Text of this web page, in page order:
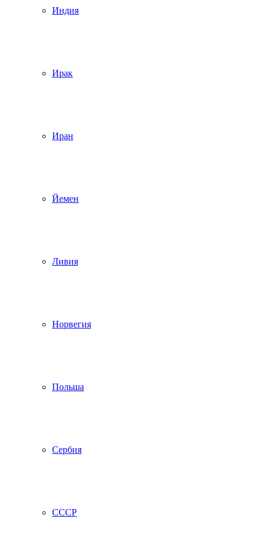
Индия
Ирак
Иран
Йемен
Ливия
Норвегия
Польша
Сербия
СССР